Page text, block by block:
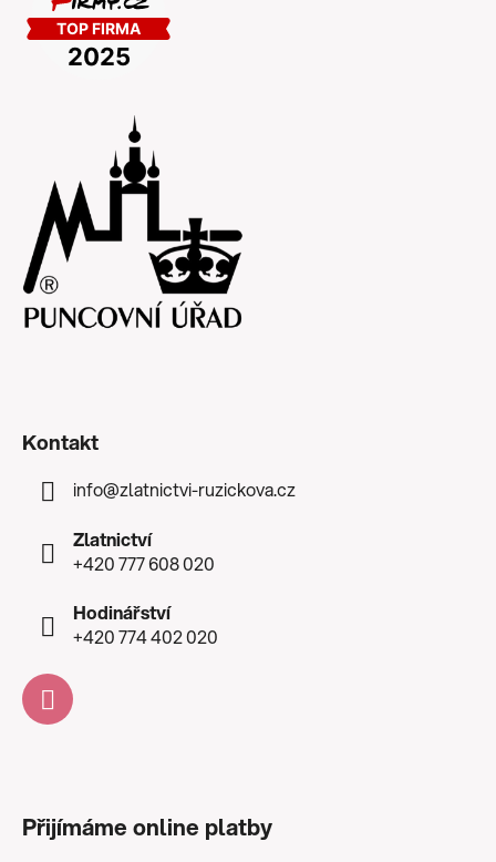
Kontakt
info@zlatnictvi-ruzickova.cz
Zlatnictví
+420 777 608 020
Hodinářství
+420 774 402 020
Přijímáme online platby